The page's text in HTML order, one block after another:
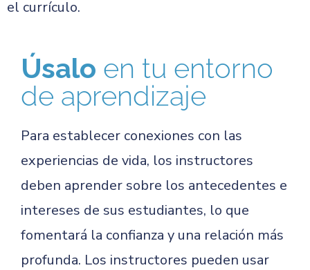
el currículo.
Úsalo en tu entorno
de aprendizaje
Para establecer conexiones con las
experiencias de vida, los instructores
deben aprender sobre los antecedentes e
intereses de sus estudiantes, lo que
fomentará la confianza y una relación más
profunda. Los instructores pueden usar